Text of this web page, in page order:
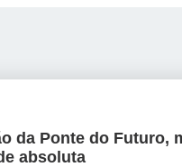
da Ponte do Futuro,
absoluta